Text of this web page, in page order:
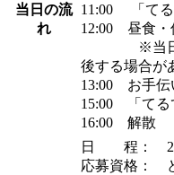
当日の流
れ
11:00 「てる
12:00 昼食・
※当日の状
後する場合が
13:00 お手伝
15:00 「てる
16:00 解散
日 程：
応募資格：